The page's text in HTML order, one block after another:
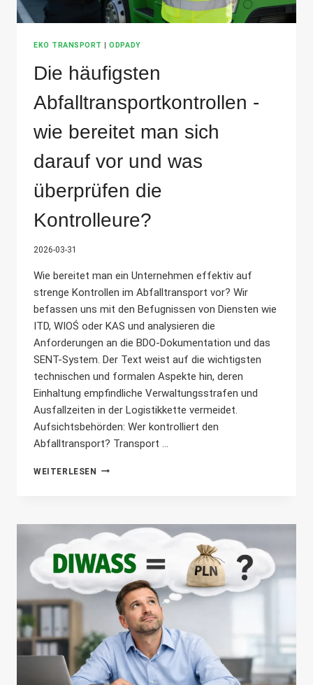
EKO TRANSPORT |ODPADY
Die häufigsten
Abfalltransportkontrollen -
wie bereitet man sich
darauf vor und was
überprüfen die
Kontrolleure?
2026-03-31
Wie bereitet man ein Unternehmen effektiv auf
strenge Kontrollen im Abfalltransport vor? Wir
befassen uns mit den Befugnissen von Diensten wie
ITD, WIOŚ oder KAS und analysieren die
Anforderungen an die BDO-Dokumentation und das
SENT-System. Der Text weist auf die wichtigsten
technischen und formalen Aspekte hin, deren
Einhaltung empfindliche Verwaltungsstrafen und
Ausfallzeiten in der Logistikkette vermeidet.
Aufsichtsbehörden: Wer kontrolliert den
Abfalltransport? Transport ...
WEITERLESEN DIE
BEREITET
SICH
DARAUF
VOR
ÜBERPRÜFEN
DIE
KONTROLLEURE?